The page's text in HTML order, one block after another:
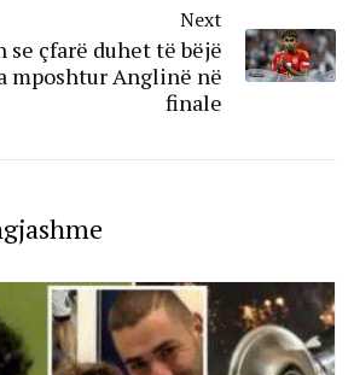
Next
se çfarë duhet të bëjë
mposhtur Anglinë në
finale